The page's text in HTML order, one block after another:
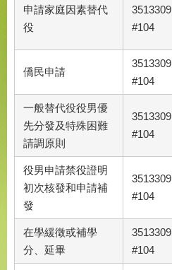
申請家庭因素替代
役
3513309
#104
僑民申請
3513309
#104
一般替代役役男優
先分發及特殊困難
請調原則
3513309
#104
役男申請禁役證明
初次核發和申請補
發
3513309
#104
在學緩徵或補學
分、延畢
3513309
#104